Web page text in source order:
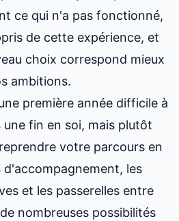
ce qui n'a pas fonctionné,
de cette expérience, et
choix correspond mieux
ambitions.
première année difficile à
fin en soi, mais plutôt
votre parcours en
d'accompagnement, les
et les passerelles entre
nombreuses possibilités